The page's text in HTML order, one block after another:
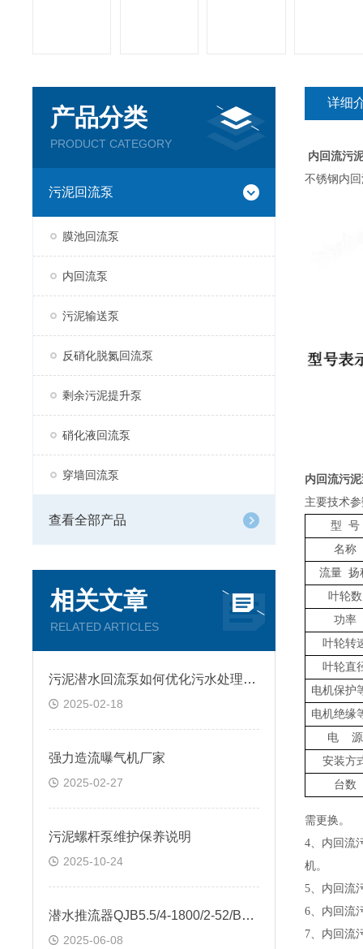
产品分类
PRODUCT CATEGORY
污泥回流泵
膜池回流泵
内回流泵
污泥输送泵
反硝化脱氮回流泵
剩余污泥提升泵
硝化液回流泵
穿墙回流泵
查看全部产品
相关文章
RELATED ARTICLES
污泥潜水回流泵如何优化污水处理效率
2025-02-18
强力造流曝气机厂家
2025-02-27
污泥螺杆泵维护保养说明
2025-10-24
潜水推流器QJB5.5/4-1800/2-52/B包安装
2025-06-08
详细
内回流污
不锈钢内
内回流污
主要技术
型 号
名称
流量 扬
叶轮数
功率
叶轮转
叶轮直
电机保护
电机绝缘
电 源
安装方
台数
需更换。
4、内回流
机。
5、内回流
6、内回流
7、内回流